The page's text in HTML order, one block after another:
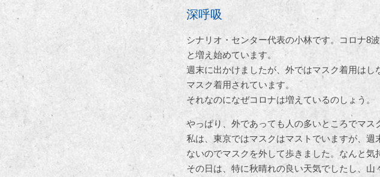
深呼吸
シナリオ・センター代表の小林です。コロナ8
と増え始めています。
週末に出かけましたが、外ではマスク着用は
マスク着用されています。
それなのになぜコロナは増えているのしょう。
やっぱり、外であっても人の多いところでマス
私は、東京ではマスクはマストでいますが、
ないのでマスクを外して歩きました。なんと気
その日は、特に秋晴れの良い天気でしたし、山